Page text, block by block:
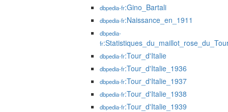
dbpedia-fr:Gino_Bartali
dbpedia-fr:Naissance_en_1911
dbpedia-
fr
dbpedia-fr:Tour_d'Italie
dbpedia-fr:Tour_d'Italie_1936
dbpedia-fr:Tour_d'Italie_1937
dbpedia-fr:Tour_d'Italie_1938
dbpedia-fr:Tour_d'Italie_1939